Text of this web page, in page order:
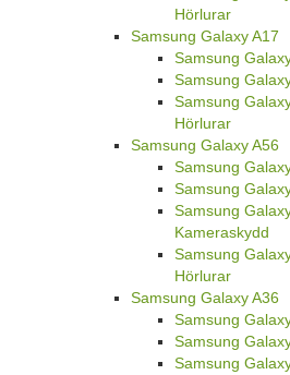
Hörlurar
Samsung Galaxy A17
Samsung
Samsung
Samsung
Hörlurar
Samsung Galaxy A56
Samsung
Samsung
Samsung
Kameraskydd
Samsung
Hörlurar
Samsung Galaxy A36
Samsung
Samsung
Samsung